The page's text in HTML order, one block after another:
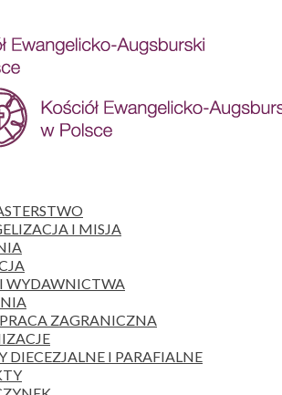
I MISJA
WYDAWNICTWA
ZAGRANICZNA
DIECEZJALNE I PARAFIALNE